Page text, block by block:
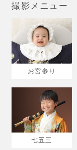
撮影メニュー
お宮参り
七五三